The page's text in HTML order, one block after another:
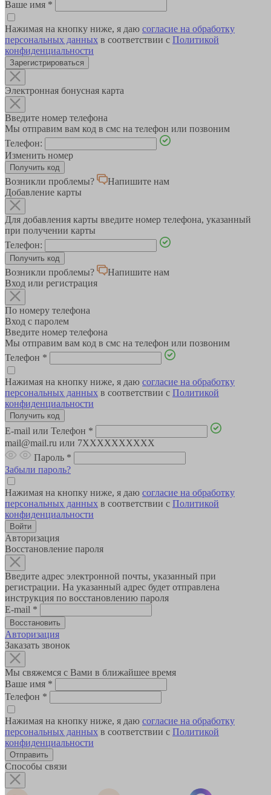
Ваше имя *
Нажимая на кнопку ниже, я даю согласие на обработку
персональных данных в соответствии с Политикой
конфиденциальности
Зарегистрироваться
Электронная бонусная карта
Введите номер телефона
Мы отправим вам код в смс на телефон или позвоним
Телефон:
Изменить номер
Возникли проблемы?
Напишите нам
Добавление карты
Для добавления карты введите номер телефона, указанный
при получении карты
Телефон:
Возникли проблемы?
Напишите нам
Вход или регистрация
По номеру телефона
Вход с паролем
Введите номер телефона
Мы отправим вам код в смс на телефон или позвоним
Телефон *
Нажимая на кнопку ниже, я даю согласие на обработку
персональных данных в соответствии с Политикой
конфиденциальности
E-mail или Телефон *
mail@mail.ru или 7XXXXXXXXXX
Пароль *
Забыли пароль?
Нажимая на кнопку ниже, я даю согласие на обработку
персональных данных в соответствии с Политикой
конфиденциальности
Авторизация
Восстановление пароля
Введите адрес электронной почты, указанный при
регистрации. На указанный адрес будет отправлена
инструкция по восстановлению пароля
E-mail *
Авторизация
Заказать звонок
Мы свяжемся с Вами в ближайшее время
Ваше имя *
Телефон *
Нажимая на кнопку ниже, я даю согласие на обработку
персональных данных в соответствии с Политикой
конфиденциальности
Способы связи